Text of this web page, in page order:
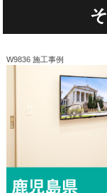
W9836 施工事例